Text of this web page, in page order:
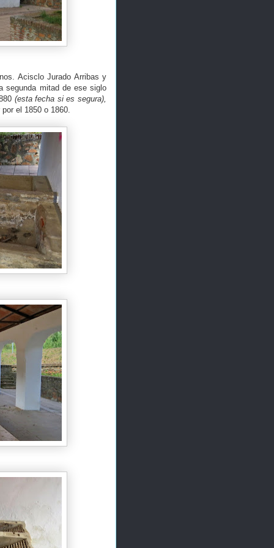
Acisclo Jurado Arribas y
segunda mitad de ese siglo
(esta fecha si es segura),
el 1850 o 1860.